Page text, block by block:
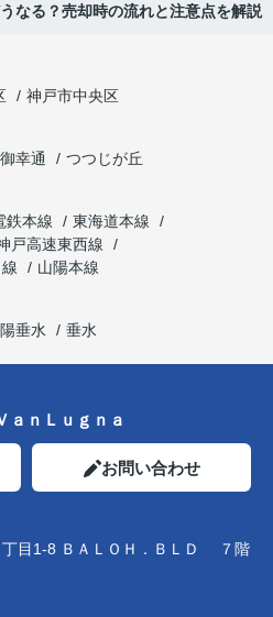
なる？売却時の流れと注意点を解説
神戸市中央区
御幸通
つつじが丘
鉄本線
東海道本線
戸高速東西線
山陽本線
垂水 垂水
ａｎＬｕｇｎａ
お問い合わせ
丁目1-8 ＢＡＬＯＨ．ＢＬＤ ７階